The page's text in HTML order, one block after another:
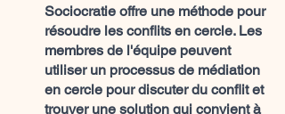
Sociocratie offre une méthode pour
résoudre les conflits en cercle. Les
membres de l'équipe peuvent
utiliser un processus de médiation
en cercle pour discuter du conflit et
trouver une solution qui convient à